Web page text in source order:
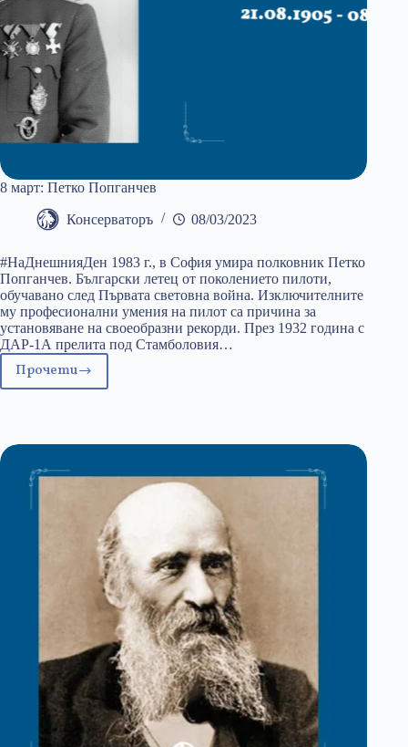
8 март: Петко Попганчев
Консерваторъ 08/03/2023
#НаДнешнияДен 1983 г., в София умира полковник Петко
Попганчев. Български летец от поколението пилоти,
обучавано след Първата световна война. Изключителните
му професионални умения на пилот са причина за
установяване на своеобразни рекорди. През 1932 година с
ДАР-1А прелита под Стамболовия…
Прочети
8